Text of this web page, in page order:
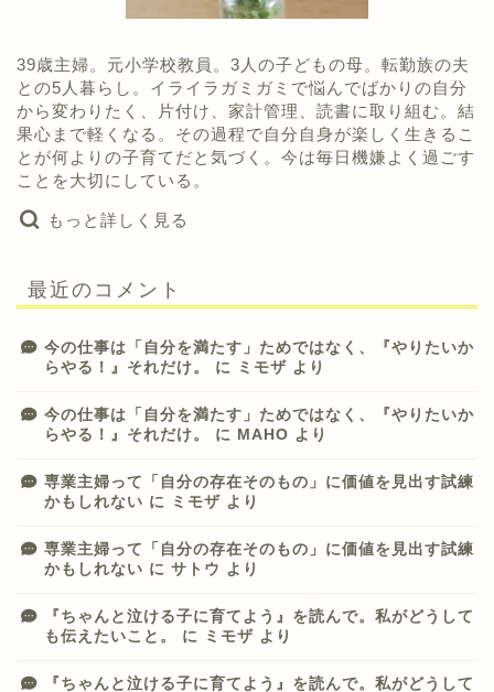
39歳主婦。元小学校教員。3人の子どもの母。転勤族の夫
との5人暮らし。イライラガミガミで悩んでばかりの自分
から変わりたく、片付け、家計管理、読書に取り組む。結
果心まで軽くなる。その過程で自分自身が楽しく生きるこ
とが何よりの子育てだと気づく。今は毎日機嫌よく過ごす
ことを大切にしている。
もっと詳しく見る
最近のコメント
今の仕事は「自分を満たす」ためではなく、『やりたいか
らやる！』それだけ。
に ミモザ より
今の仕事は「自分を満たす」ためではなく、『やりたいか
らやる！』それだけ。
に MAHO より
専業主婦って「自分の存在そのもの」に価値を見出す試練
かもしれない に ミモザ より
専業主婦って「自分の存在そのもの」に価値を見出す試練
かもしれない に サトウ より
『ちゃんと泣ける子に育てよう』を読んで。私がどうして
も伝えたいこと。
に ミモザ より
『ちゃんと泣ける子に育てよう』を読んで。私がどうして